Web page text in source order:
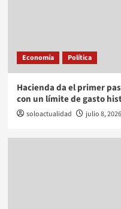
Economía Política
Hacienda da el primer
con un límite de gasto
soloactualidad julio 8, 2026